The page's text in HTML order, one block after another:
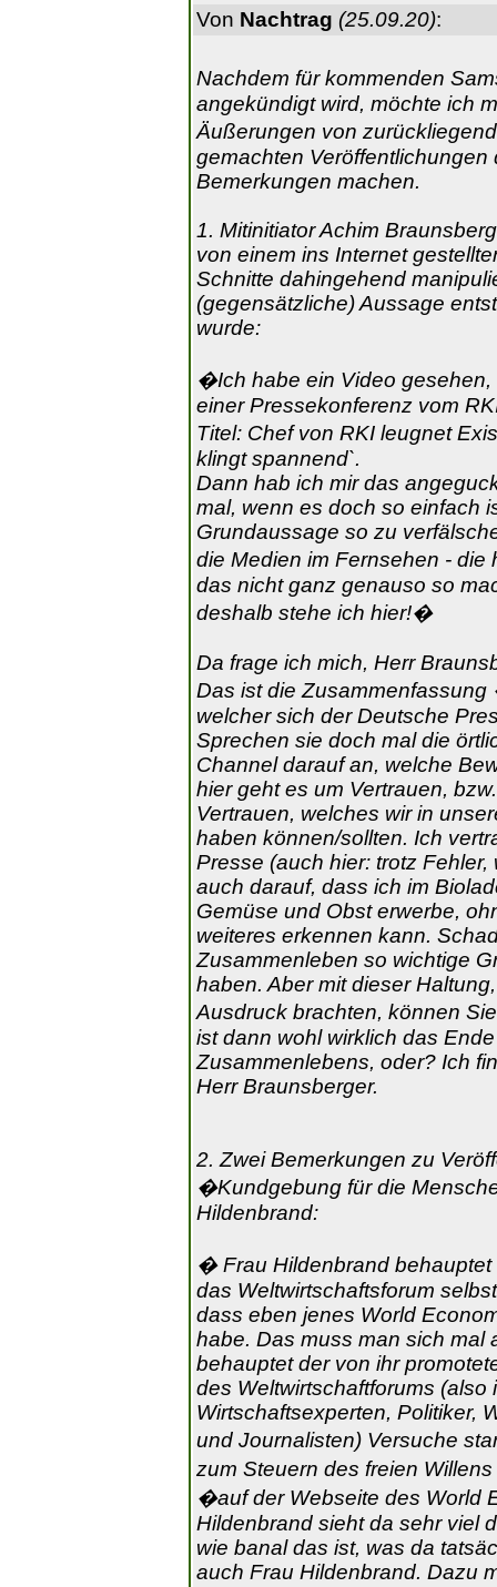
Von Nachtrag (25.09.20):
Nachdem für kommenden
angekündigt wird, möchte ich
Äußerungen von
gemachten
Bemerkungen machen.
1. Mitinitiator Achim
von einem ins Internet
Schnitte dahingehend
(gegensätzliche) Aussage
wurde:
�Ich habe ein Video
einer Pressekonferenz vom
Titel: Chef von RKI leugnet
klingt spannend`.
Dann hab ich mir das
mal, wenn es doch so einfach
Grundaussage so zu
die Medien im Fernsehen -
das nicht ganz genauso so
deshalb stehe ich hier!�
Da frage ich mich, Herr
Das ist die
welcher sich der Deutsche
Sprechen sie doch mal die
Channel darauf an, welche
hier geht es um Vertrauen,
Vertrauen, welches wir in
haben können/sollten. Ich
Presse (auch hier: trotz
auch darauf, dass ich im
Gemüse und Obst erwerbe,
weiteres erkennen kann.
Zusammenleben so wichtige
haben. Aber mit dieser
Ausdruck brachten, können
ist dann wohl wirklich das
Zusammenlebens, oder? Ich
Herr Braunsberger.
2. Zwei Bemerkungen zu
�Kundgebung für die
Hildenbrand:
� Frau Hildenbrand behauptet
das Weltwirtschaftsforum
dass eben jenes World
habe. Das muss man sich mal
behauptet der von ihr
des Weltwirtschaftforums (also
Wirtschaftsexperten, Politiker,
und Journalisten) Versuche
zum Steuern des freien
�auf der Webseite des World
Hildenbrand sieht da sehr viel
wie banal das ist, was da
auch Frau Hildenbrand. Dazu